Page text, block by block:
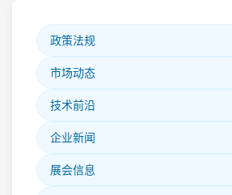
政策法规
市场动态
技术前沿
企业新闻
展会信息